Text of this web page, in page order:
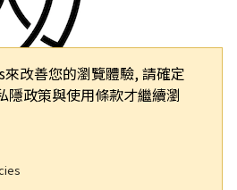
改善您的瀏覽體驗, 請確定
隱政策與使用條款才繼續瀏